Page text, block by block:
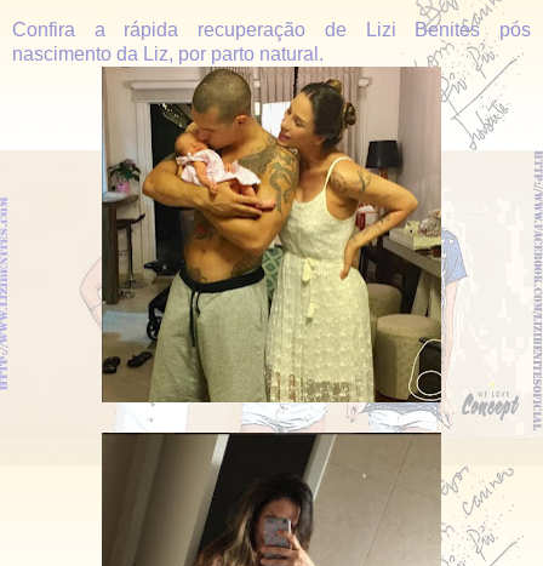
Confira a rápida recuperação de Lizi Benites pós
nascimento da Liz, por parto natural.